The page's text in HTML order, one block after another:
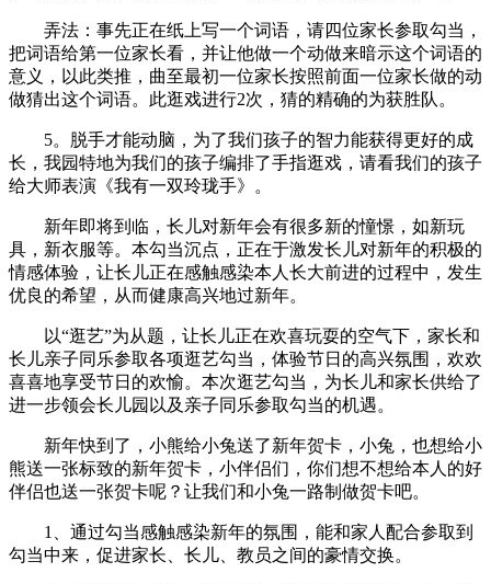
弄法：事先正在纸上写一个词语，请四位家长参取勾当，
把词语给第一位家长看，并让他做一个动做来暗示这个词语的
意义，以此类推，曲至最初一位家长按照前面一位家长做的动
做猜出这个词语。此逛戏进行2次，猜的精确的为获胜队。
5。脱手才能动脑，为了我们孩子的智力能获得更好的成
长，我园特地为我们的孩子编排了手指逛戏，请看我们的孩子
给大师表演《我有一双玲珑手》。
新年即将到临，长儿对新年会有很多新的憧憬，如新玩
具，新衣服等。本勾当沉点，正在于激发长儿对新年的积极的
情感体验，让长儿正在感触感染本人长大前进的过程中，发生
优良的希望，从而健康高兴地过新年。
以“逛艺”为从题，让长儿正在欢喜玩耍的空气下，家长和
长儿亲子同乐参取各项逛艺勾当，体验节日的高兴氛围，欢欢
喜喜地享受节日的欢愉。本次逛艺勾当，为长儿和家长供给了
进一步领会长儿园以及亲子同乐参取勾当的机遇。
新年快到了，小熊给小兔送了新年贺卡，小兔，也想给小
熊送一张标致的新年贺卡，小伴侣们，你们想不想给本人的好
伴侣也送一张贺卡呢？让我们和小兔一路制做贺卡吧。
1、通过勾当感触感染新年的氛围，能和家人配合参取到
勾当中来，促进家长、长儿、教员之间的豪情交换。